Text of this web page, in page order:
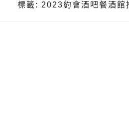
標籤: 2023約會酒吧餐酒館